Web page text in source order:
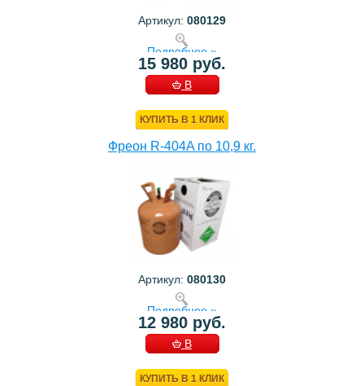
Артикул: 080129
Подробнее »
15 980 руб.
В
КУПИТЬ В 1 КЛИК
Фреон R-404A по 10,9 кг.
Артикул: 080130
Подробнее »
12 980 руб.
В
КУПИТЬ В 1 КЛИК